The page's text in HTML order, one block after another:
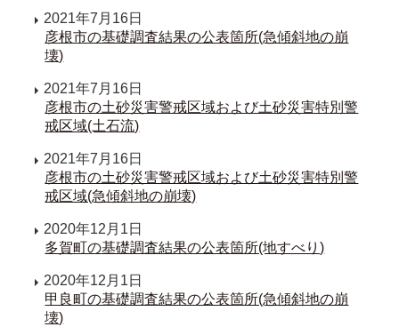
2021年7月16日
彦根市の基礎調査結果の公表箇所(急傾斜地の崩
壊)
2021年7月16日
彦根市の土砂災害警戒区域および土砂災害特別警
戒区域(土石流)
2021年7月16日
彦根市の土砂災害警戒区域および土砂災害特別警
戒区域(急傾斜地の崩壊)
2020年12月1日
多賀町の基礎調査結果の公表箇所(地すべり)
2020年12月1日
甲良町の基礎調査結果の公表箇所(急傾斜地の崩
壊)